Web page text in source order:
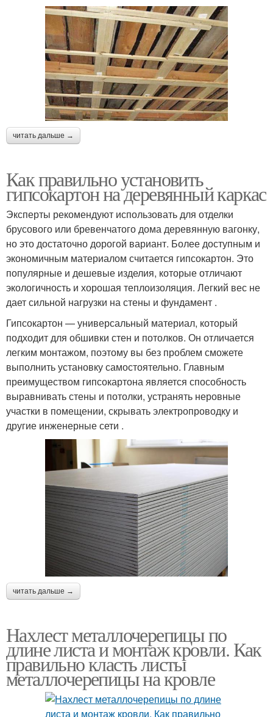
читать дальше →
Как правильно установить
гипсокартон на деревянный каркас
Эксперты рекомендуют использовать для отделки
брусового или бревенчатого дома деревянную вагонку,
но это достаточно дорогой вариант. Более доступным и
экономичным материалом считается гипсокартон. Это
популярные и дешевые изделия, которые отличают
экологичность и хорошая теплоизоляция. Легкий вес не
дает сильной нагрузки на стены и фундамент .
Гипсокартон — универсальный материал, который
подходит для обшивки стен и потолков. Он отличается
легким монтажом, поэтому вы без проблем сможете
выполнить установку самостоятельно. Главным
преимуществом гипсокартона является способность
выравнивать стены и потолки, устранять неровные
участки в помещении, скрывать электропроводку и
другие инженерные сети .
читать дальше →
Нахлест металлочерепицы по
длине листа и монтаж кровли. Как
правильно класть листы
металлочерепицы на кровле